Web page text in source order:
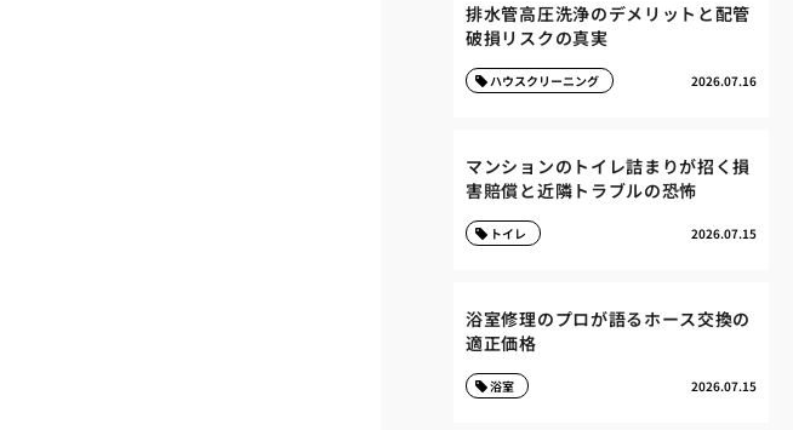
排水管高圧洗浄のデメリットと配管
破損リスクの真実
2026.07.16
ハウスクリーニング
マンションのトイレ詰まりが招く損
害賠償と近隣トラブルの恐怖
2026.07.15
トイレ
浴室修理のプロが語るホース交換の
適正価格
2026.07.15
浴室